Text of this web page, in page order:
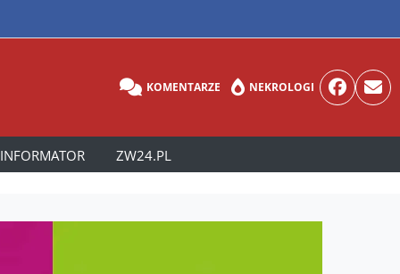
KOMENTARZE NEKROLOGI
INFORMATOR ZW24.PL